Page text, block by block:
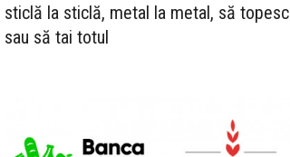
sticlă la sticlă, metal la metal, să topesc
sau să tai totul